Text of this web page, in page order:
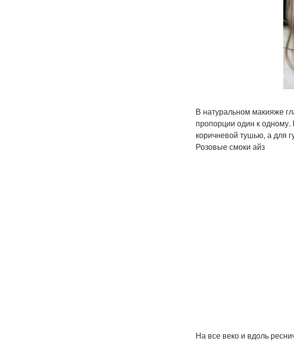
В натуральном макияже
пропорции один к одному.
коричневой тушью, а для
Розовые смоки айз
На все веко и вдоль